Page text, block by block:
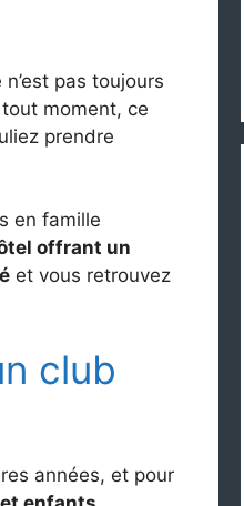
pas toujours
moment, ce
prendre
en famille
offrant un
et vous retrouvez
club
années, et pour